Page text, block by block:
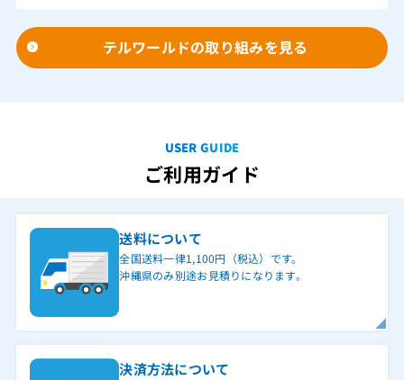
テルワールドの取り組みを見る
USER GUIDE
ご利用ガイド
送料について
全国送料一律1,100円（税込）です。
沖縄県のみ別途お見積りになります。
決済方法について